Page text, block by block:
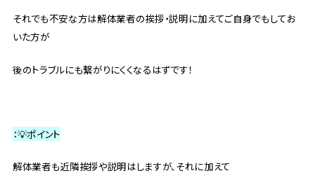
それでも不安な方は解体業者の挨拶・説明に加えてご自身でもしてお
いた方が
後のトラブルにも繋がりにくくなるはずです！
：💡ポイント
解体業者も近隣挨拶や説明はしますが、それに加えて